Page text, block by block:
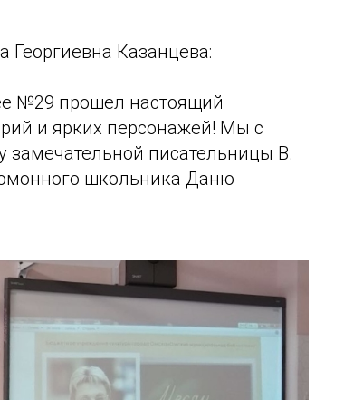
Георгиевна Казанцева:
№29 прошел настоящий
и ярких персонажей! Мы с
замечательной писательницы В.
школьника Даню